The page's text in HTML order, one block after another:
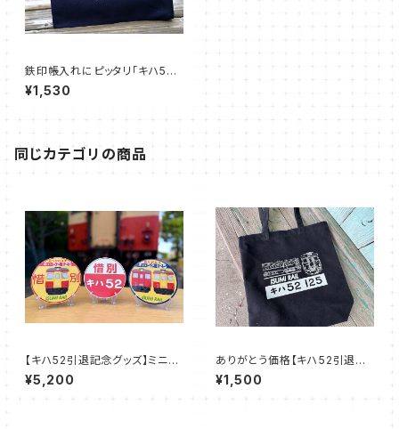
鉄印帳入れにピッタリ「キハ52 ・
28刺繍ポーチ」
¥1,530
同じカテゴリの商品
【キハ52引退記念グッズ】ミニH
M
¥5,200
ありがとう価格【キハ52引退記
念グッズ】キハ52トートバッグ
M
¥1,500